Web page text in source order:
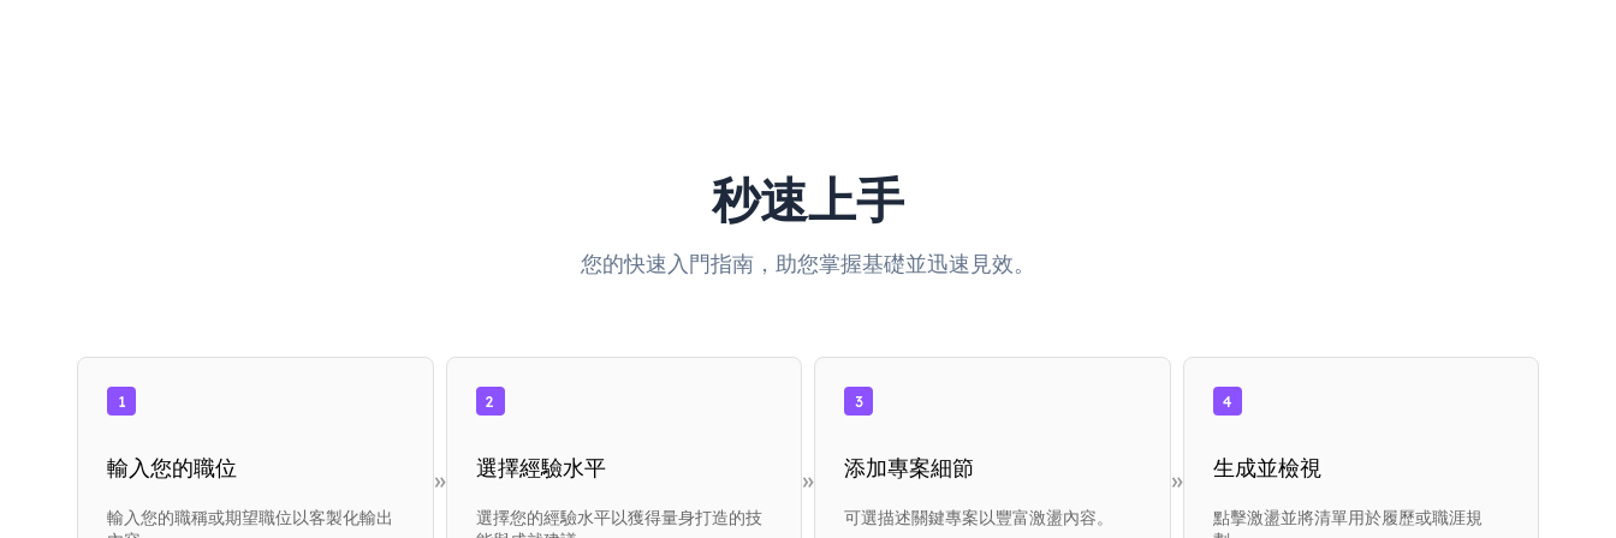
秒速上手
您的快速入門指南，助您掌握基礎並迅速見效。
1
輸入您的職位
輸入您的職稱或期望職位以客製化輸出
»
2
選擇經驗水平
選擇您的經驗水平以獲得量身打造的技
»
3
添加專案細節
可選描述關鍵專案以豐富激盪內容。
»
4
生成並檢視
點擊激盪並將清單用於履歷或職涯規